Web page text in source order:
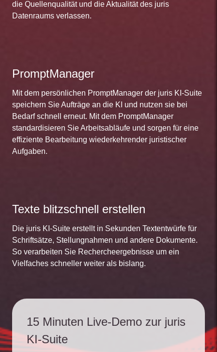
die Quellenqualität und die Aktualität des juris
Datenraums verlassen.
PromptManager
Mit dem persönlichen PromptManager der juris KI-Suite
speichern Sie Aufträge an die KI und nutzen sie bei
Bedarf schnell erneut. Mit dem PromptManager
standardisieren Sie Arbeitsabläufe und sorgen für eine
effiziente Bearbeitung wiederkehrender juristischer
Aufgaben.
Texte blitzschnell erstellen
Die juris KI-Suite erstellt in Sekunden Textentwürfe für
Schriftsätze, Stellungnahmen und andere Dokumente.
So verarbeiten Sie Rechercheergebnisse um ein
Vielfaches schneller weiter als bislang.
15 Minuten Live-Demo zur juris
KI-Suite